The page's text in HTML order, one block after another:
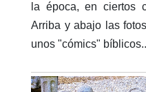
la época, en ciertos
Arriba y abajo las
unos "cómics"